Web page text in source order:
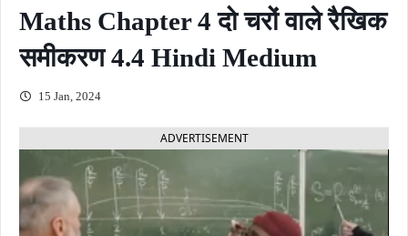
Maths Chapter 4 दो चरों वाले रैखिक
समीकरण 4.4 Hindi Medium
15 Jan, 2024
ADVERTISEMENT